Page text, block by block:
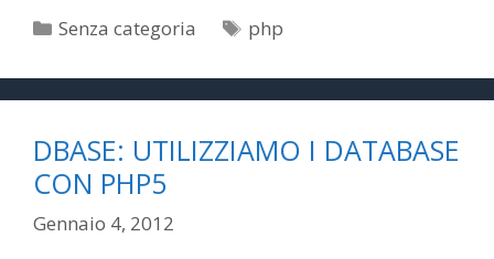
Categorie
Senza categoria Tag
php
DBASE: UTILIZZIAMO I DATABASE
CON PHP5
Gennaio 4, 2012